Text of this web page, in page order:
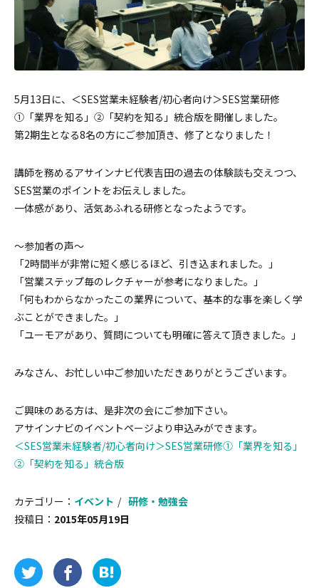
5月13日に、＜SES営業未経験者/初心者向け＞SES営業研修
①「業界を知る」②「契約を知る」統合版を開催しました。
第2期生となる8名の方にご参加頂き、修了となりました！
講師を務めるアサインナビ代表吉田の過去の体験談も交えつつ、
SES営業のポイントをお伝えしました。
一体感があり、活気あふれる研修となったようです。
～参加者の声～
「2時間半が非常に短く感じるほど、引き込まれました。」
「営業ステップ毎のレクチャーが参考になりました。」
「何もわからなかったこの業界について、基本的な事を楽しく学
ぶことができました。」
「ユーモアがあり、質問についても明確に答えて頂きました。」
みなさん、お忙しい中ご参加いただきありがとうございます。
ご興味のある方は、是非次の会にご参加下さい。
アサインナビのイベントページより申込みができます。
＜SES営業未経験者/初心者向け＞SES営業研修①「業界を知る」
②「契約を知る」統合版
カテゴリー： イベント
研修・勉強会
投稿日： 2015年05月19日